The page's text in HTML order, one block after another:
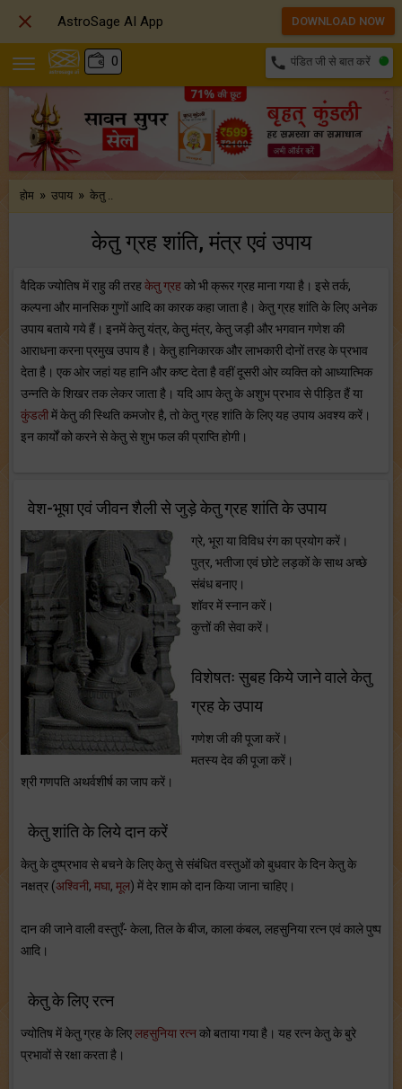
0 call पंडित जी से बात करें
होम » उपाय » केतु ..
केतु ग्रह शांति, मंत्र एवं उपाय
वैदिक ज्योतिष में राहु की तरहकेतु ग्रहको भी क्रूर ग्रह माना गया है। इसे तर्क,
कल्पना और मानसिक गुणों आदि का कारक कहा जाता है। केतु ग्रह शांति के लिए अनेक
उपाय बताये गये हैं। इनमें केतु यंत्र, केतु मंत्र, केतु जड़ी और भगवान गणेश की
आराधना करना प्रमुख उपाय है। केतु हानिकारक और लाभकारी दोनों तरह के प्रभाव
देता है। एक ओर जहां यह हानि और कष्ट देता है वहीं दूसरी ओर व्यक्ति को आध्यात्मिक
उन्नति के शिखर तक लेकर जाता है। यदि आप केतु के अशुभ प्रभाव से पीड़ित हैं या
कुंडलीमें केतु की स्थिति कमजोर है, तो केतु ग्रह शांति के लिए यह उपाय अवश्य करें।
इन कार्यों को करने से केतु से शुभ फल की प्राप्ति होगी।
वेश-भूषा एवं जीवन शैली से जुड़े केतु ग्रह शांति के उपाय
ग्रे, भूरा या विविध रंग का प्रयोग करें।
पुत्र, भतीजा एवं छोटे लड़कों के साथ अच्छे
संबंध बनाए।
शॉवर में स्नान करें।
कुत्तों की सेवा करें।
विशेषतः सुबह किये जाने वाले केतु
ग्रह के उपाय
गणेश जी की पूजा करें।
मतस्य देव की पूजा करें।
श्री गणपति अथर्वशीर्ष का जाप करें।
केतु शांति के लिये दान करें
केतु के दुष्प्रभाव से बचने के लिए केतु से संबंधित वस्तुओं को बुधवार के दिन केतु के
नक्षत्र (अश्विनी, मघा, मूल) में देर शाम को दान किया जाना चाहिए।
दान की जाने वाली वस्तुएँ- केला, तिल के बीज, काला कंबल, लहसुनिया रत्न एवं काले पुष्प
आदि।
केतु के लिए रत्न
ज्योतिष में केतु ग्रह के लिएलहसुनिया रत्नको बताया गया है। यह रत्न केतु के बुरे
प्रभावों से रक्षा करता है।
 AstroSage AI App DOWNLOAD NOW